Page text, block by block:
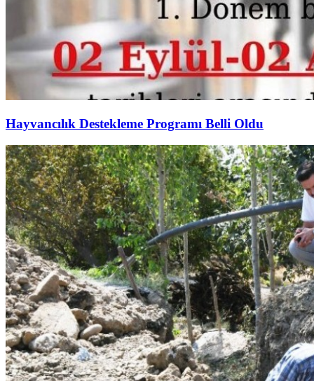
Hayvancılık Destekleme Programı Belli Oldu